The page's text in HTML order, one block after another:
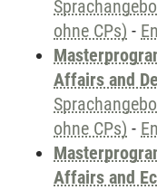
ohne CPs) -
Affairs and
ohne CPs) -
Affairs and